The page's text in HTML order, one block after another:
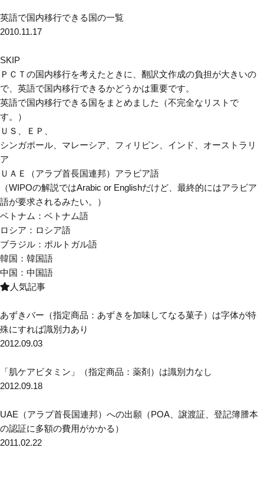
英語で国内移行できる国の一覧
2010.11.17
SKIP
ＰＣＴの国内移行を考えたときに、翻訳文作成の負担が大きいの
で、英語で国内移行できるかどうかは重要です。
英語で国内移行できる国をまとめました（不完全なリストで
す。）
ＵＳ、ＥＰ、
シンガポール、マレーシア、フィリピン、インド、オーストラリ
ア
ＵＡＥ（アラブ首長国連邦）アラビア語
（WIPOの解説ではArabic or Englishだけど、最終的にはアラビア
語が要求されるみたい。）
ベトナム：ベトナム語
ロシア：ロシア語
ブラジル：ポルトガル語
韓国：韓国語
中国：中国語
人気記事
あずきバー（指定商品：あずきを加味してなる菓子）は字体が特
殊にすれば識別力あり
2012.09.03
「肌ケアビタミン」（指定商品：薬剤）は識別力なし
2012.09.18
UAE（アラブ首長国連邦）への出願（POA、譲渡証、登記簿謄本
の認証に多額の費用がかかる）
2011.02.22